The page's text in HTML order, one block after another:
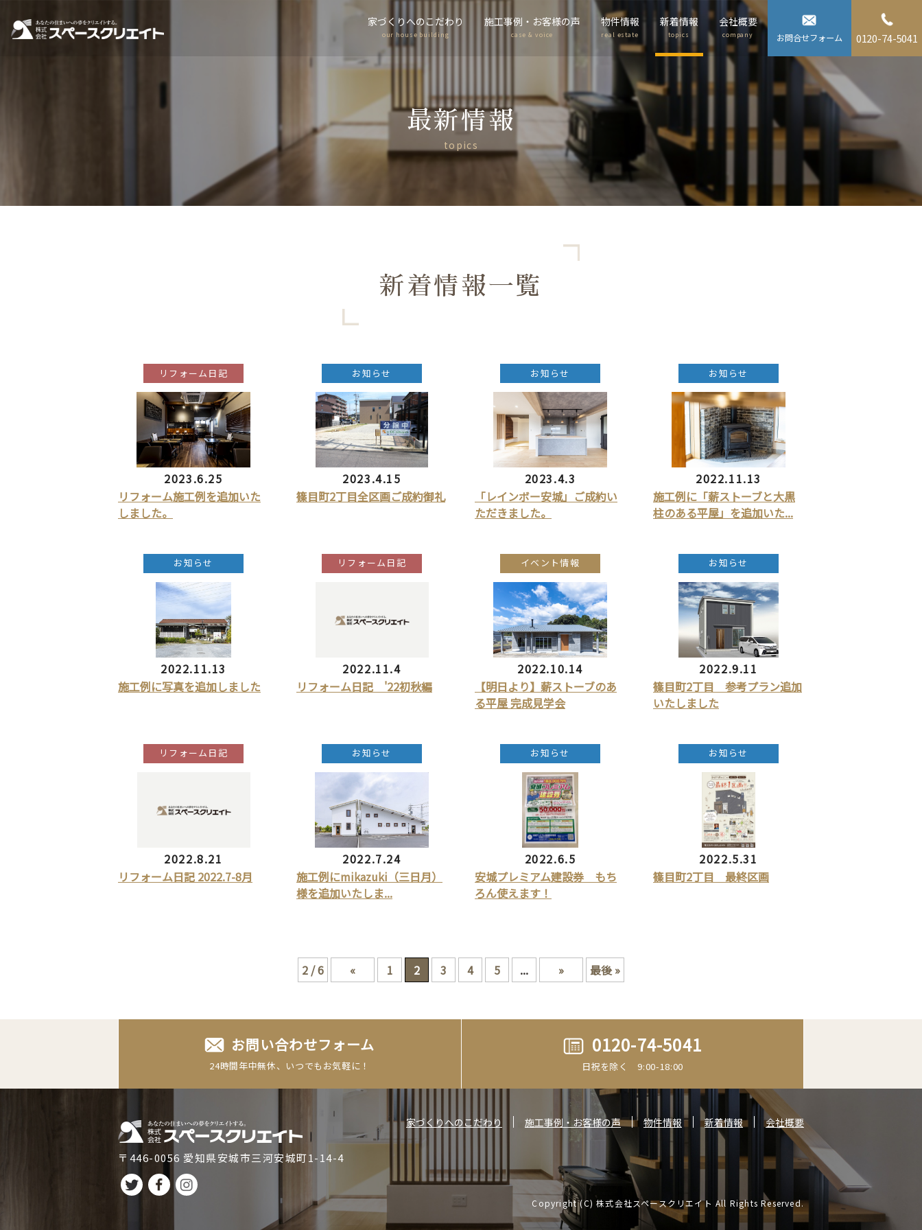
家づくりへのこだわり
our house building
施工事例・お客様の声
case & voice
物件情報
real estate
新着情報
topics
会社概要
company お問合せフォーム 0120-74-5041
最新情報
topics
新着情報一覧
リフォーム日記
2023.6.25
リフォーム施工例を追加いた
しました。
お知らせ
2023.4.15
篠目町2丁目全区画ご成約御礼
お知らせ
2023.4.3
「レインボー安城」ご成約い
ただきました。
お知らせ
2022.11.13
施工例に「薪ストーブと大黒
柱のある平屋」を追加いた...
お知らせ
2022.11.13
施工例に写真を追加しました
リフォーム日記
2022.11.4
リフォーム日記 '22初秋編
イベント情報
2022.10.14
【明日より】薪ストーブのあ
る平屋 完成見学会
お知らせ
2022.9.11
篠目町2丁目 参考プラン追加
いたしました
リフォーム日記
2022.8.21
リフォーム日記 2022.7-8月
お知らせ
2022.7.24
施工例にmikazuki（三日月）
様を追加いたしま...
お知らせ
2022.6.5
安城プレミアム建設券 もち
ろん使えます！
お知らせ
2022.5.31
篠目町2丁目 最終区画
2 / 6 « 1 2 3 4 5 ... » 最後 »
お問い合わせフォーム
24時間年中無休、いつでもお気軽に！
0120-74-5041
日祝を除く 9:00-18:00
〒446-0056 愛知県安城市三河安城町1-14-4
家づくりへのこだわり 施工事例・お客様の声 物件情報 新着情報 会社概要
Copyright (C) 株式会社スペースクリエイト All Rights Reserved.